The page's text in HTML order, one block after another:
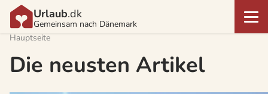
Urlaub.dk
Gemeinsam nach Dänemark
Hauptseite
Die neusten Artikel